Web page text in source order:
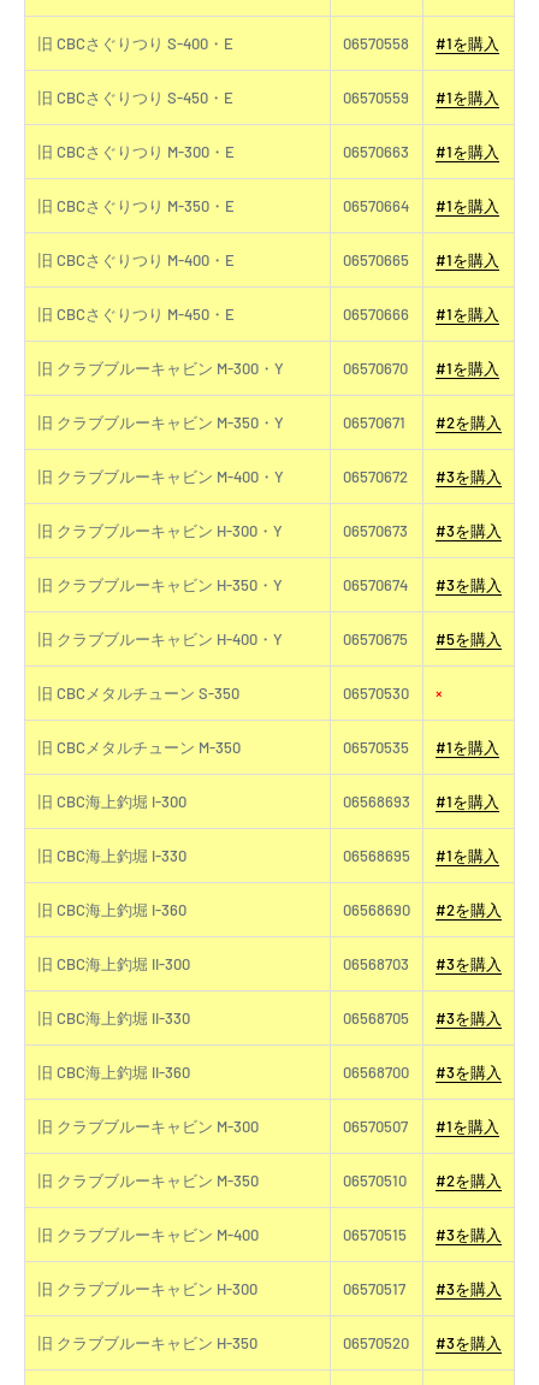
旧 CBCさぐりつり S-400・E 06570558 #1を購入
旧 CBCさぐりつり S-450・E 06570559 #1を購入
旧 CBCさぐりつり M-300・E 06570663 #1を購入
旧 CBCさぐりつり M-350・E 06570664 #1を購入
旧 CBCさぐりつり M-400・E 06570665 #1を購入
旧 CBCさぐりつり M-450・E 06570666 #1を購入
旧 クラブブルーキャビン M-300・Y 06570670 #1を購入
旧 クラブブルーキャビン M-350・Y 06570671 #2を購入
旧 クラブブルーキャビン M-400・Y 06570672 #3を購入
旧 クラブブルーキャビン H-300・Y 06570673 #3を購入
旧 クラブブルーキャビン H-350・Y 06570674 #3を購入
旧 クラブブルーキャビン H-400・Y 06570675 #5を購入
旧 CBCメタルチューン S-350 06570530 ×
旧 CBCメタルチューン M-350 06570535 #1を購入
旧 CBC海上釣堀 I-300 06568693 #1を購入
旧 CBC海上釣堀 I-330 06568695 #1を購入
旧 CBC海上釣堀 I-360 06568690 #2を購入
旧 CBC海上釣堀 II-300 06568703 #3を購入
旧 CBC海上釣堀 II-330 06568705 #3を購入
旧 CBC海上釣堀 II-360 06568700 #3を購入
旧 クラブブルーキャビン M-300 06570507 #1を購入
旧 クラブブルーキャビン M-350 06570510 #2を購入
旧 クラブブルーキャビン M-400 06570515 #3を購入
旧 クラブブルーキャビン H-300 06570517 #3を購入
旧 クラブブルーキャビン H-350 06570520 #3を購入